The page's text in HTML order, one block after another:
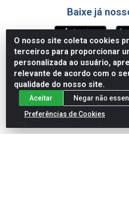
O nosso site coleta cookies
terceiros para proporcionar
personalizada ao usuário,
relevante de acordo com o
qualidade do nosso site.
Aceitar
Negar não
Preferências de Cookies
Baixe já
Formas de